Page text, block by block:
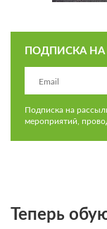
ПОДПИСКА
Подписка на
мероприятий,
Теперь